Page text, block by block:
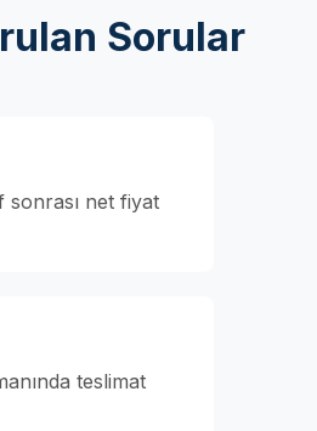
Sorular
net fiyat
teslimat